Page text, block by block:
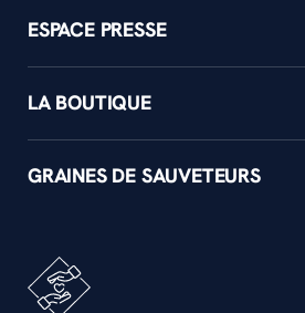
ESPACE PRESSE
LA BOUTIQUE
GRAINES DE SAUVETEURS